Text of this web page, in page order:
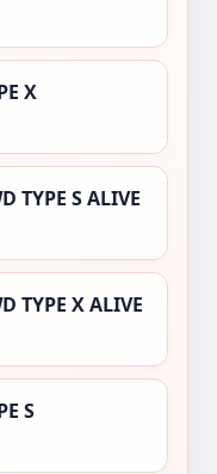
X
TYPE S ALIVE
TYPE X ALIVE
S